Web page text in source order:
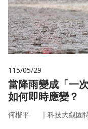
115/05/29
當降雨變成「一
如何即時應變？
何楷平 ｜ 科技大觀園